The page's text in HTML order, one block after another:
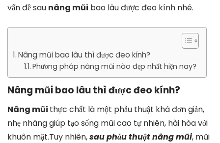
vấn đề sau nâng mũi bao lâu được đeo kính nhé.
Nâng mũi bao lâu thì được đeo kính?
Phương pháp nâng mũi nào đẹp nhất hiện nay?
Nâng mũi bao lâu thì được đeo kính?
Nâng mũi thực chất là một phẫu thuật khá đơn giản,
nhẹ nhàng giúp tạo sống mũi cao tự nhiên, hài hòa với
khuôn mặt.Tuy nhiên,sau phẫu thuật nâng mũi, mũi